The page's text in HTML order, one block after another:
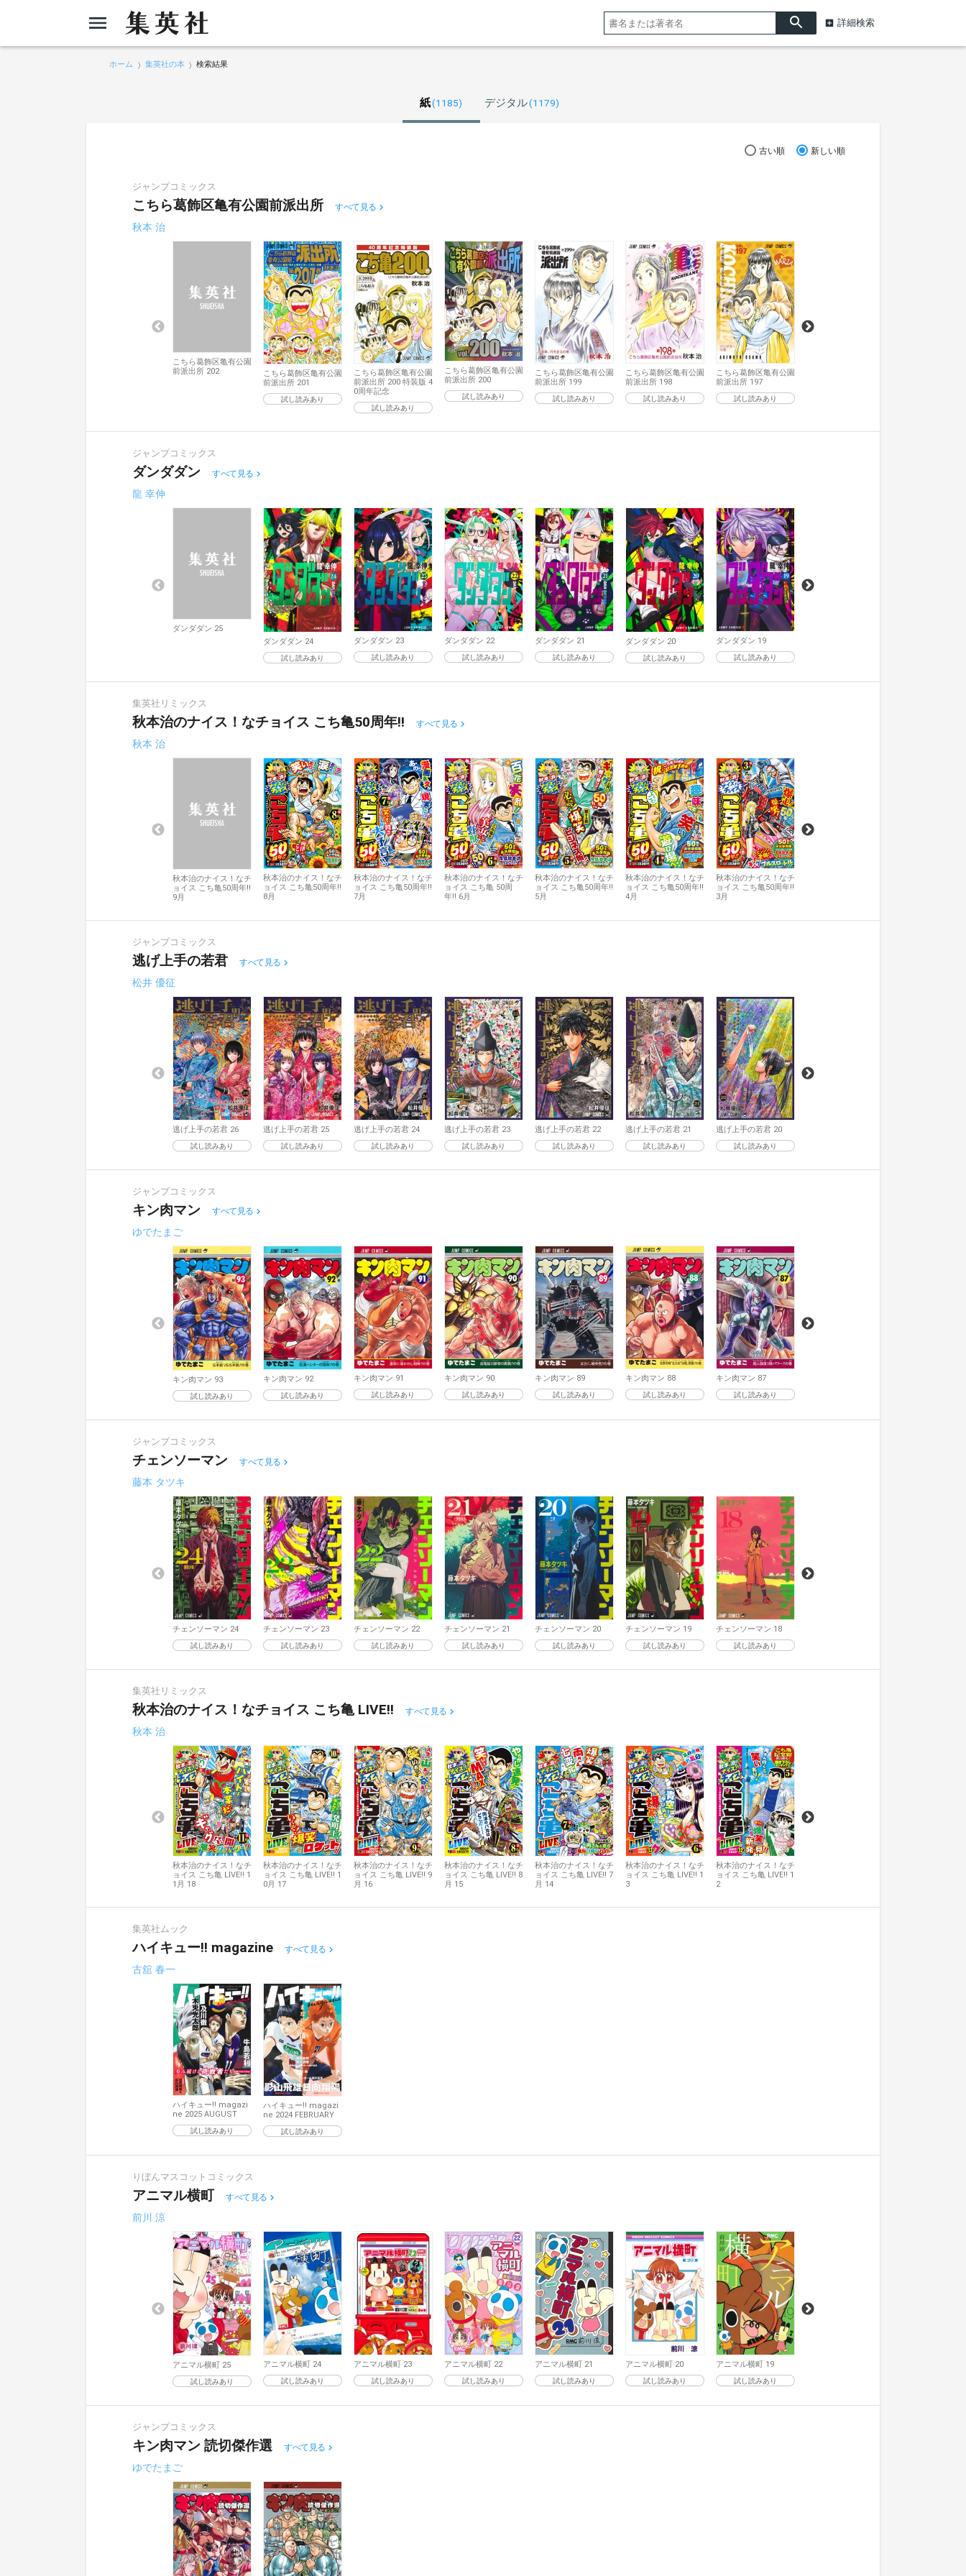
詳細検索
ホーム 集英社の本 検索結果
紙(1185) デジタル(1179)
古い順 新しい順
ジャンプコミックス
こちら葛飾区亀有公園前派出所 すべて見る
秋本 治
こちら葛飾区亀有公園
前派出所 202
こちら葛飾区亀有公園
前派出所 201
試し読みあり
こちら葛飾区亀有公園
前派出所 200 特装版 4
0周年記念
試し読みあり
こちら葛飾区亀有公園
前派出所 200
試し読みあり
こちら葛飾区亀有公園
前派出所 199
試し読みあり
こちら葛飾区亀有公園
前派出所 198
試し読みあり
こちら葛飾区亀有公園
前派出所 197
試し読みあり
ジャンプコミックス
ダンダダン すべて見る
龍 幸伸
ダンダダン 25
ダンダダン 24
試し読みあり
ダンダダン 23
試し読みあり
ダンダダン 22
試し読みあり
ダンダダン 21
試し読みあり
ダンダダン 20
試し読みあり
ダンダダン 19
試し読みあり
集英社リミックス
秋本治のナイス！なチョイス こち亀50周年!! すべて見る
秋本 治
秋本治のナイス！なチ
ョイス こち亀50周年!!
9月
秋本治のナイス！なチ
ョイス こち亀50周年!!
8月
秋本治のナイス！なチ
ョイス こち亀50周年!!
7月
秋本治のナイス！なチ
ョイス こち亀 50周
年!! 6月
秋本治のナイス！なチ
ョイス こち亀50周年!!
5月
秋本治のナイス！なチ
ョイス こち亀50周年!!
4月
秋本治のナイス！なチ
ョイス こち亀50周年!!
3月
ジャンプコミックス
逃げ上手の若君 すべて見る
松井 優征
逃げ上手の若君 26
試し読みあり
逃げ上手の若君 25
試し読みあり
逃げ上手の若君 24
試し読みあり
逃げ上手の若君 23
試し読みあり
逃げ上手の若君 22
試し読みあり
逃げ上手の若君 21
試し読みあり
逃げ上手の若君 20
試し読みあり
ジャンプコミックス
キン肉マン すべて見る
ゆでたまご
キン肉マン 93
試し読みあり
キン肉マン 92
試し読みあり
キン肉マン 91
試し読みあり
キン肉マン 90
試し読みあり
キン肉マン 89
試し読みあり
キン肉マン 88
試し読みあり
キン肉マン 87
試し読みあり
ジャンプコミックス
チェンソーマン すべて見る
藤本 タツキ
チェンソーマン 24
試し読みあり
チェンソーマン 23
試し読みあり
チェンソーマン 22
試し読みあり
チェンソーマン 21
試し読みあり
チェンソーマン 20
試し読みあり
チェンソーマン 19
試し読みあり
チェンソーマン 18
試し読みあり
集英社リミックス
秋本治のナイス！なチョイス こち亀 LIVE!! すべて見る
秋本 治
秋本治のナイス！なチ
ョイス こち亀 LIVE!! 1
1月 18
秋本治のナイス！なチ
ョイス こち亀 LIVE!! 1
0月 17
秋本治のナイス！なチ
ョイス こち亀 LIVE!! 9
月 16
秋本治のナイス！なチ
ョイス こち亀 LIVE!! 8
月 15
秋本治のナイス！なチ
ョイス こち亀 LIVE!! 7
月 14
秋本治のナイス！なチ
ョイス こち亀 LIVE!! 1
3
秋本治のナイス！なチ
ョイス こち亀 LIVE!! 1
2
集英社ムック
ハイキュー!! magazine すべて見る
古舘 春一
ハイキュー!! magazi
ne 2025 AUGUST
試し読みあり
ハイキュー!! magazi
ne 2024 FEBRUARY
試し読みあり
りぼんマスコットコミックス
アニマル横町 すべて見る
前川 涼
アニマル横町 25
試し読みあり
アニマル横町 24
試し読みあり
アニマル横町 23
試し読みあり
アニマル横町 22
試し読みあり
アニマル横町 21
試し読みあり
アニマル横町 20
試し読みあり
アニマル横町 19
試し読みあり
ジャンプコミックス
キン肉マン 読切傑作選 すべて見る
ゆでたまご